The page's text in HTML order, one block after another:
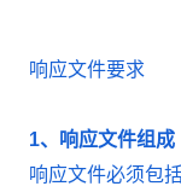
响应文件要求
1、响应文件组成
响应文件必须包